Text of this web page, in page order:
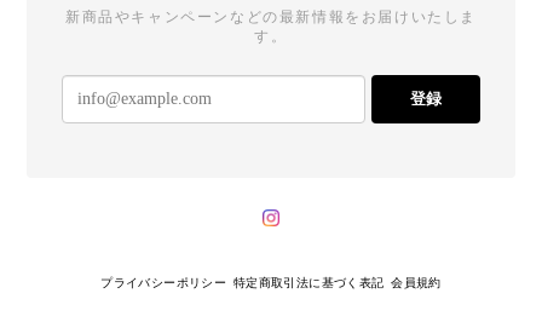
新商品やキャンペーンなどの最新情報をお届けいたしま
す。
登録
プライバシーポリシー 特定商取引法に基づく表記 会員規約